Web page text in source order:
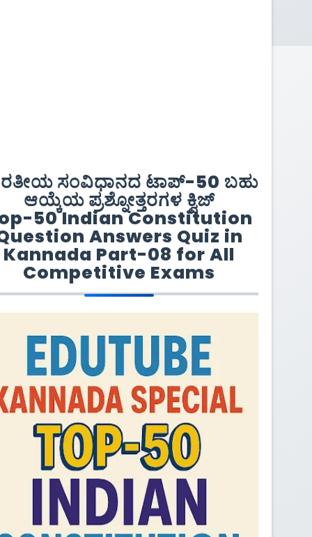
ಸಂವಿಧಾನದ ಟಾಪ್-50 ಬಹು
ಆಯ್ಕೆಯ ಪ್ರಶ್ನೋತ್ತರಗಳ ಕ್ವಿಜ್
50 Indian Constitution
Answers Quiz in
Kannada Part-08 for All
Competitive Exams